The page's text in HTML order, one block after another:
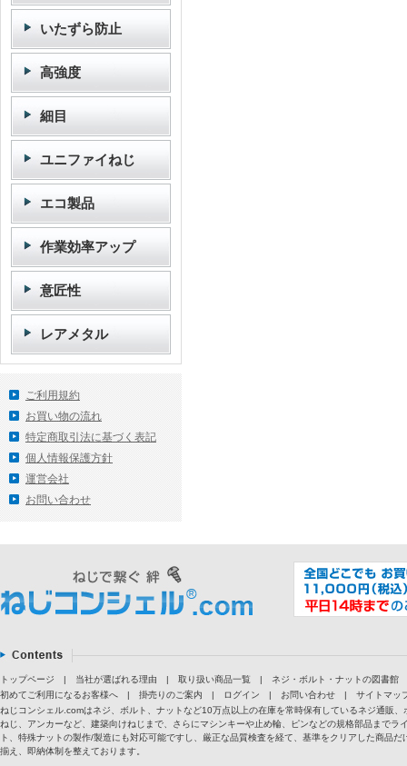
いたずら防止
高強度
細目
ユニファイねじ
エコ製品
作業効率アップ
意匠性
レアメタル
ご利用規約
お買い物の流れ
特定商取引法に基づく表記
個人情報保護方針
運営会社
お問い合わせ
トップページ | 当社が選ばれる理由 | 取り扱い商品一覧 |
ネジ・ボルト・ナットの図書館
初めてご利用になるお客様へ
| 掛売りのご案内 | ログイン | お問い合わせ |
サイトマッ
ねじコンシェル.comはネジ、ボルト、ナットなど10万点以上の在庫を常時保有しているネジ通販
ねじ、アンカーなど、建築向けねじまで、さらにマシンキーや止め輪、ピンなどの規格部品まで
ト、特殊ナットの製作/製造にも対応可能ですし、厳正な品質検査を経て、基準をクリアした商品
揃え、即納体制を整えております。